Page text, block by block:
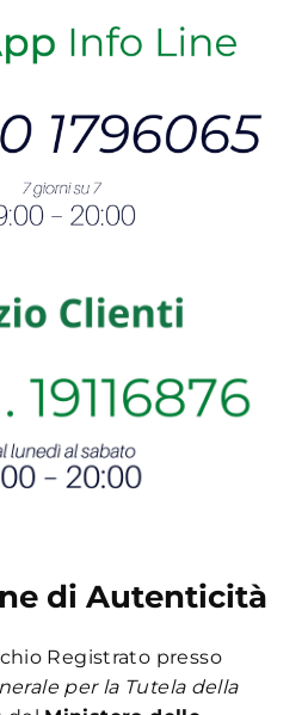
di Autenticità
Registrato presso
per la Tutela della